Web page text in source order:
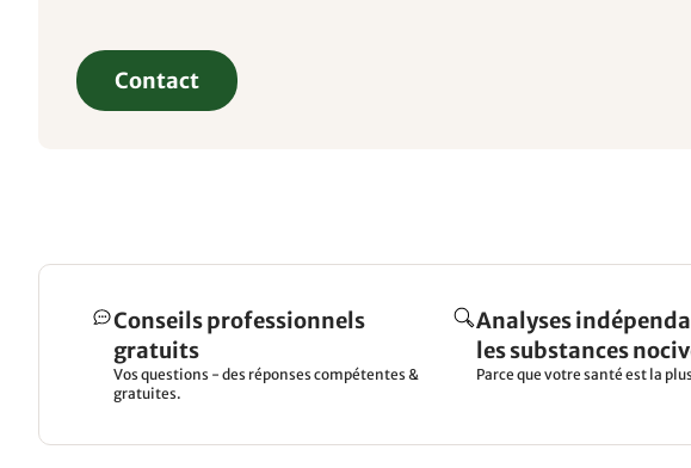
Contact
Conseils professionnels
gratuits
Vos questions - des réponses compétentes &
gratuites.
Analyses
les substances
Parce que votre santé est la